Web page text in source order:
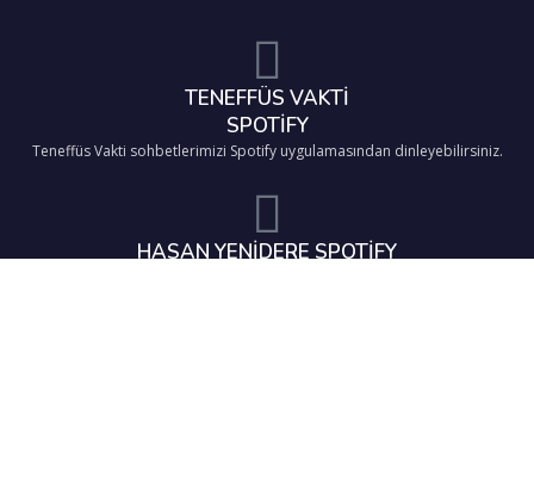
TENEFFÜS VAKTİ
SPOTİFY
Teneffüs Vakti sohbetlerimizi Spotify uygulamasından dinleyebilirsiniz.
HASAN YENİDERE SPOTİFY